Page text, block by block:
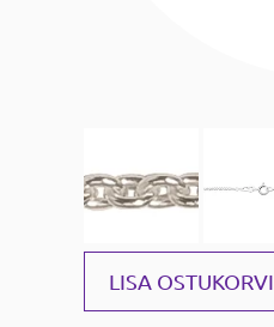
LISA OSTUKORVI